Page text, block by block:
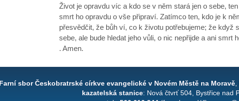
Život je opravdu víc a kdo se v něm stará jen o sebe,
smrt ho opravdu o vše připraví. Zatímco ten, kdo je k
přesvědčit, že bůh ví, co k životu potřebujeme; že když
sebe, ale bude hledat jeho vůli, o nic nepřijde a ani smrt
. Amen.
Farní sbor Českobratrské církve evangelické v Novém Městě na Moravě,
kazatelská stanice: Nová čtvrť 504, Bystřice nad